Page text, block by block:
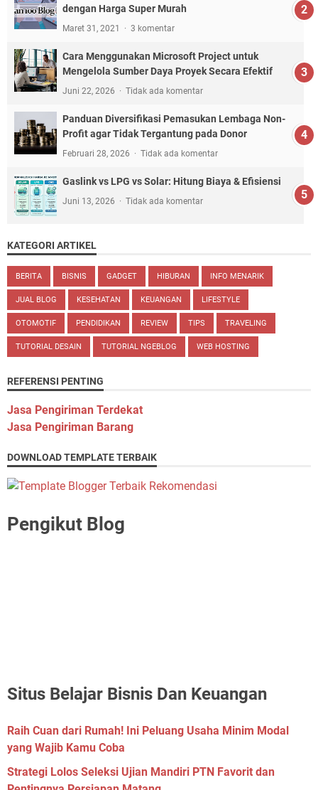
dengan Harga Super Murah
Maret 31, 2021 3 komentar
Cara Menggunakan Microsoft Project untuk
Mengelola Sumber Daya Proyek Secara Efektif
Juni 22, 2026 Tidak ada komentar
Panduan Diversifikasi Pemasukan Lembaga Non-
Profit agar Tidak Tergantung pada Donor
Februari 28, 2026 Tidak ada komentar
Gaslink vs LPG vs Solar: Hitung Biaya & Efisiensi
Juni 13, 2026 Tidak ada komentar
KATEGORI ARTIKEL
BERITA BISNIS GADGET HIBURAN INFO MENARIK
JUAL BLOG KESEHATAN KEUANGAN LIFESTYLE
OTOMOTIF PENDIDIKAN REVIEW TIPS TRAVELING
TUTORIAL DESAIN TUTORIAL NGEBLOG WEB HOSTING
REFERENSI PENTING
Jasa Pengiriman Terdekat
Jasa Pengiriman Barang
DOWNLOAD TEMPLATE TERBAIK
Pengikut Blog
Situs Belajar Bisnis Dan Keuangan
Raih Cuan dari Rumah! Ini Peluang Usaha Minim Modal
yang Wajib Kamu Coba
Strategi Lolos Seleksi Ujian Mandiri PTN Favorit dan